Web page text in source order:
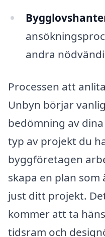
andra
Processen att
Unbyn börjar
bedömning av
typ av projekt du
byggföretagen
skapa en plan
just ditt projekt.
kommer att ta
tidsram och